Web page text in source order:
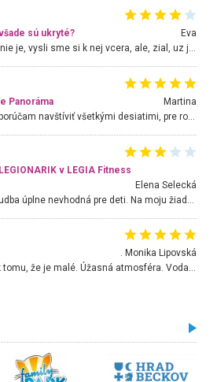
sú ukryté?
Eva
Hojdacka v Krpelanoch uz nie je, vysli sme si k nej vcera, ale, zial, uz je znicena. Ak sem planujete cestu len kvoli hojdacke, mozete si ju usetrit. Krasny vyhlad je tu vsak aj bez hojdacky :-)
Panoráma
Martina
Nádherné miesto ktoré odporúčam navštíviť všetkými desiatimi, pre rodiny s deťmi, dôchodcom... Proste a jednoducho ozaj rozprávkový les.. určite ešte prídeme. Odniesli sme si na pamiatku krásne tričká,
v LEGIA Fitness
Elena Selecká
. Monika Lipovská
Úžasné prostredie, napriek tomu, že je malé. Úžasná atmosféra. Voda fantastická a nádherná. Ľudí je pomerne veľa, ale su mili a ohľaduplní. Je veľmi zaujímavé sledovať, ako dokážu spolu športovať cudzí ľudia a bez ohľadu na vek. Vládne tu pohoda. Vnuka neviem dostať z vody. Ďakujem za krásny deň . Urcite sa sem vrátim. Jediný problém je s parkovaním, ale aj ten sa mi podarilo vyriešiť. Monika Bratislava